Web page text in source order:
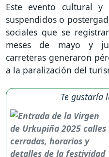
Este evento cultural
suspendidos o
sociales que se
meses de mayo y
carreteras generaron
a la paralización del
Te gustaría